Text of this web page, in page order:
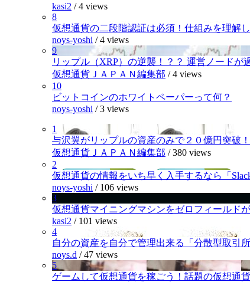
kasi2 /4 views
8
仮想通貨の二段階認証は必須！仕組みを理解し
noys-yoshi /4 views
9
リップル（XRP）の逆襲！？？ 運営ノードが
仮想通貨ＪＡＰＡＮ編集部 /4 views
10
ビットコインのホワイトペーパーって何？
noys-yoshi /3 views
1
与沢翼がリップルの資産のみで２０億円突破
仮想通貨ＪＡＰＡＮ編集部 /380 views
2
仮想通貨の情報をいち早く入手するなら「Slack
noys-yoshi / 106 views
3
仮想通貨マイニングマシンをゼロフィールドが
kasi2 / 101 views
4
自分の資産を自分で管理出来る「分散型取引所
noys.d /47 views
5
ゲームして仮想通貨を稼ごう！話題の仮想通